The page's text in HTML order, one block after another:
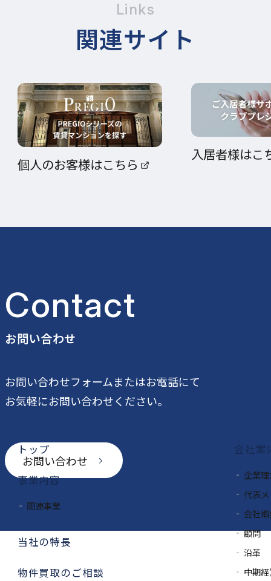
Links
関連サイト
個人のお客様はこちら
入居者様はこ
Contact
お問い合わせ
お問い合わせフォームまたはお電話にて
お気軽にお問い合わせください。
お問い合わせ
トップ
事業内容
関連事業
当社の特長
物件買取のご相談
会社案
企業
代表
会社
顧問
沿革
中期